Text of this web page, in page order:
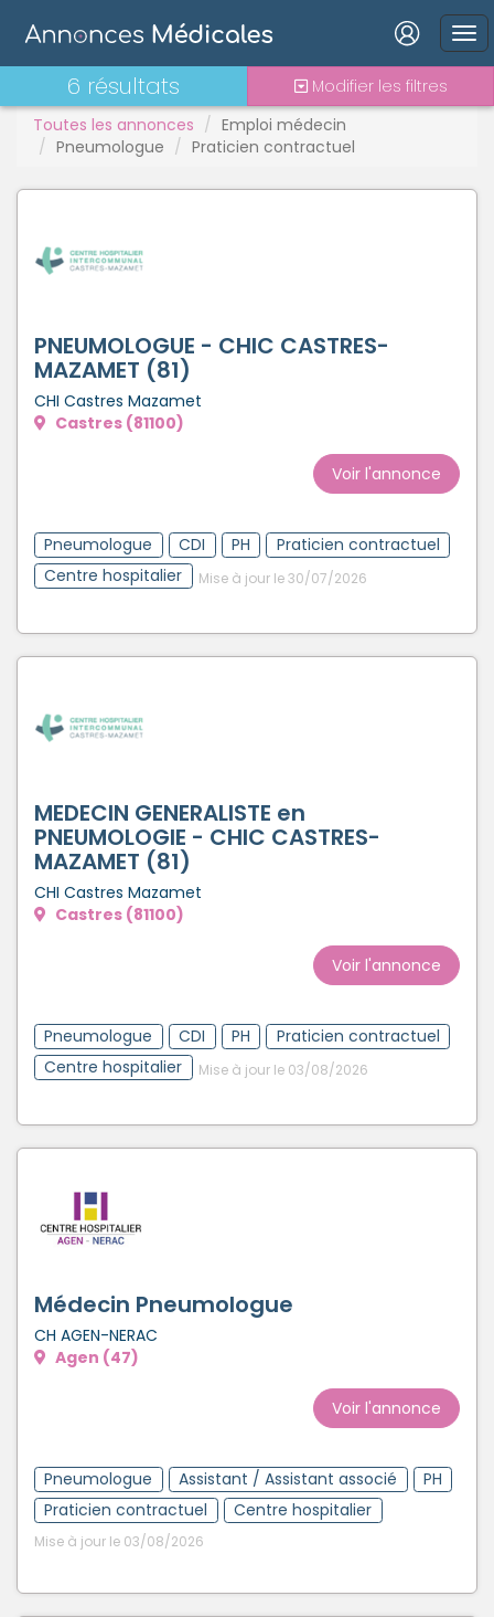
Connexion
Se connecter avec Facebook
Inscrivez-vous en un clic !
Toutes les annonces
Emploi médecin
Pneumologue
Praticien contractuel
6 résultats Modifier les filtres
PNEUMOLOGUE - CHIC CASTRES-
MAZAMET (81)
CHI Castres Mazamet
Castres (81100)
Voir l'annonce
Pneumologue CDI PH
Praticien contractuel
Centre hospitalier
Mise à jour le 30/07/2026
MEDECIN GENERALISTE en
PNEUMOLOGIE - CHIC CASTRES-
MAZAMET (81)
CHI Castres Mazamet
Castres (81100)
Voir l'annonce
Pneumologue CDI PH
Praticien contractuel
Centre hospitalier
Mise à jour le 03/08/2026
Médecin Pneumologue
CH AGEN-NERAC
Agen (47)
Voir l'annonce
Pneumologue Assistant / Assistant associé
PH
Praticien contractuel
Centre hospitalier
Mise à jour le 03/08/2026